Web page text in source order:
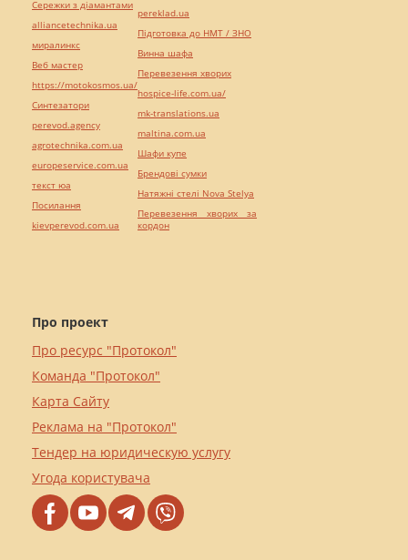
Про проект
Про ресурс "Протокол"
Команда "Протокол"
Карта Сайту
Реклама на "Протокол"
Тендер на юридическую услугу
Угода користувача
Сережки з діамантами
alliancetechnika.ua
миралинкс
Веб мастер
https://motokosmos.ua/
Синтезатори
perevod.agency
agrotechnika.com.ua
europeservice.com.ua
текст юа
Посилання
kievperevod.com.ua
pereklad.ua
Підготовка до НМТ / ЗНО
Винна шафа
Перевезення хворих
hospice-life.com.ua/
mk-translations.ua
maltina.com.ua
Шафи купе
Брендові сумки
Натяжні стелі Nova Stelya
Перевезення хворих за
кордон